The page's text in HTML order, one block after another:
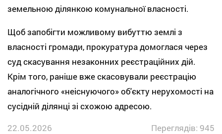
земельною ділянкою комунальної власності.
Щоб запобігти можливому вибуттю землі з
власності громади, прокуратура домоглася через
суд скасування незаконних реєстраційних дій.
Крім того, раніше вже скасовували реєстрацію
аналогічного «неіснуючого» об'єкту нерухомості на
сусідній ділянці зі схожою адресою.
22.05.2026
Переглядів: 945